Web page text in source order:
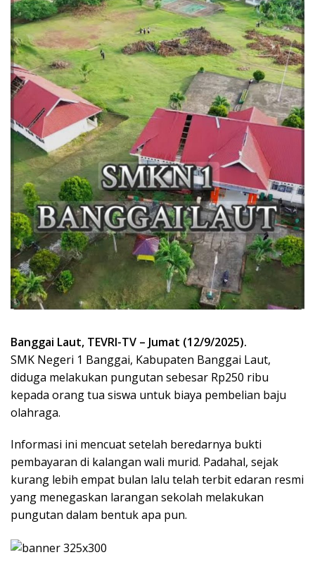
Banggai Laut, TEVRI-TV – Jumat (12/9/2025).
SMK Negeri 1 Banggai, Kabupaten Banggai Laut,
diduga melakukan pungutan sebesar Rp250 ribu
kepada orang tua siswa untuk biaya pembelian baju
olahraga.
Informasi ini mencuat setelah beredarnya bukti
pembayaran di kalangan wali murid. Padahal, sejak
kurang lebih empat bulan lalu telah terbit edaran resmi
yang menegaskan larangan sekolah melakukan
pungutan dalam bentuk apa pun.